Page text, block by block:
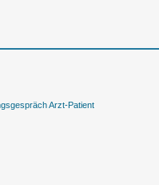
Arzt-Patient